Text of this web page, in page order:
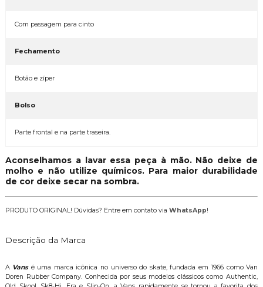
Com passagem para cinto
Fechamento
Botão e zíper
Bolso
Parte frontal e na parte traseira.
Aconselhamos a lavar essa peça à mão. Não deixe de
molho e não utilize químicos. Para maior durabilidade
de cor deixe secar na sombra.
PRODUTO ORIGINAL! Dúvidas? Entre em contato via WhatsApp!
Descrição da Marca
A Vansé uma marca icônica no universo do skate, fundada em 1966 como Van
Doren Rubber Company. Conhecida por seus modelos clássicos como Authentic,